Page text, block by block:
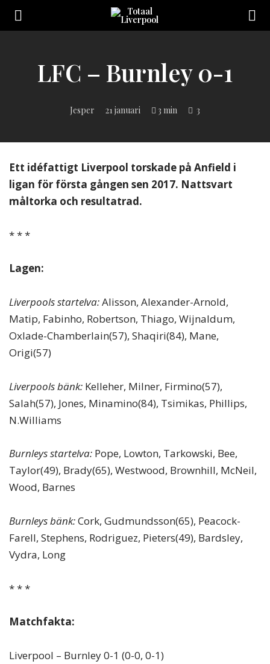
Sveriges
online
magazine!
LFC – Burnley 0-1
Jesper 21 januari 3 min 3
Ett idéfattigt Liverpool torskade på Anfield i
ligan för första gången sen 2017. Nattsvart
måltorka och resultatrad.
* * *
Lagen:
Liverpools startelva:Alisson, Alexander-Arnold,
Matip, Fabinho, Robertson, Thiago, Wijnaldum,
Oxlade-Chamberlain(57), Shaqiri(84), Mane,
Origi(57)
Liverpools bänk: Kelleher, Milner, Firmino(57),
Salah(57), Jones, Minamino(84), Tsimikas, Phillips,
N.Williams
Burnleys startelva: Pope, Lowton, Tarkowski, Bee,
Taylor(49), Brady(65), Westwood, Brownhill, McNeil,
Wood, Barnes
Burnleys bänk:Cork, Gudmundsson(65), Peacock-
Farell, Stephens, Rodriguez, Pieters(49), Bardsley,
Vydra, Long
* * *
Matchfakta:
Liverpool – Burnley 0-1 (0-0, 0-1)